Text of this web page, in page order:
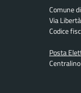
Comune
Via
Codice
Posta